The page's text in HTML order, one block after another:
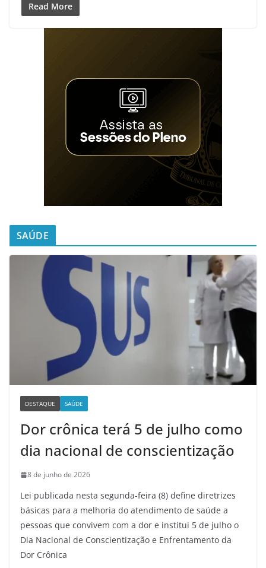
Read More
SAÚDE
DESTAQUE SAÚDE
Dor crônica terá 5 de julho como
dia nacional de conscientização
8 de junho de 2026
Lei publicada nesta segunda-feira (8) define diretrizes
básicas para a melhoria do atendimento de saúde a
pessoas que convivem com a dor e institui 5 de julho o
Dia Nacional de Conscientização e Enfrentamento da
Dor Crônica